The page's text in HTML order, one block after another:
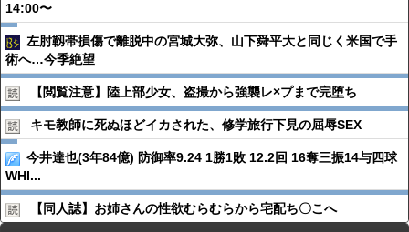
14:00〜
左肘靱帯損傷で離脱中の宮城大弥、山下舜平大と同じく米国で手
術へ…今季絶望
【閲覧注意】陸上部少女、盗撮から強襲レ×プまで完堕ち
キモ教師に死ぬほどイカされた、修学旅行下見の屈辱SEX
今井達也(3年84億) 防御率9.24 1勝1敗 12.2回 16奪三振14与四球
WHI...
【同人誌】お姉さんの性欲むらむらから宅配ち〇こへ